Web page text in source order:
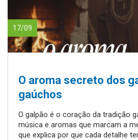
17/09
O aroma secreto dos
gaúchos
O galpão é o coração da tradição
música e aromas que marcam a
que explica por que cada detalhe